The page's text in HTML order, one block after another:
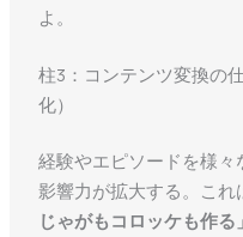
よ。
柱3：コンテンツ変換の
化）
経験やエピソードを様々
影響力が拡大する。これ
じゃがもコロッケも作る」